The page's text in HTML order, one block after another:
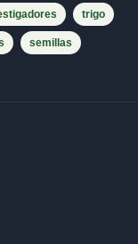
trigo
semillas